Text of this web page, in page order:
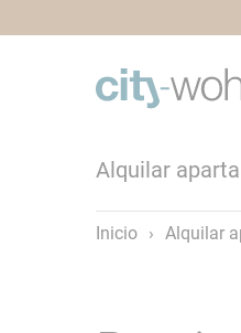
Alquilar
Inicio › Alquilar